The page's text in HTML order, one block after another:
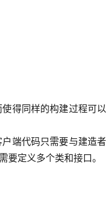
得同样的构建过程可以
端代码只需要与建造者
定义多个类和接口。